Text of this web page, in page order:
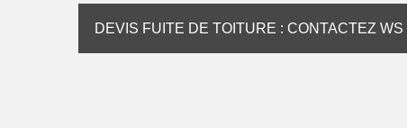
DEVIS FUITE DE TOITURE : CONTACTEZ